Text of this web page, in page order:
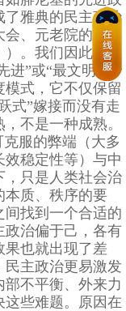
了雅典的民主政治
、元老院的构建
。我们因此可以
进”或“最文明”的
式，它不仅保留
式”嫁接而没有走
不是一种成熟。
服的弊端（大多
稳定性等）与中
，只是人类社会治
本质、秩序的要
找到一个合适的
政治偏于己，各有
果也就出现了差
民主政治更易激发
不平衡、外来力
些难题。原因在